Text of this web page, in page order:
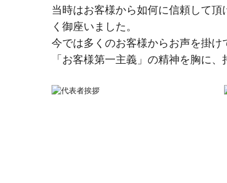
当時はお客様から如何に信頼して
く御座いました。
今では多くのお客様からお声を掛
「お客様第一主義」の精神を胸に